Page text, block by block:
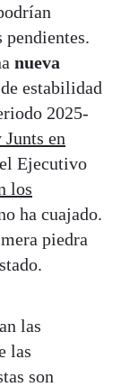
pendientes.
nueva
estabilidad
2025-
Junts en
Ejecutivo
los
ha cuajado.
piedra
las
las
son